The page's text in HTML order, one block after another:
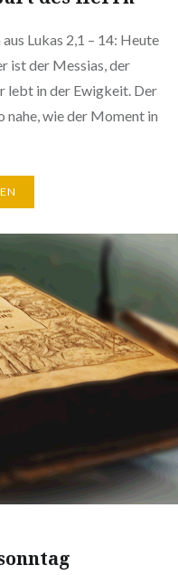
Lukas 2,1 – 14: Heute
ist der Messias, der
lebt in der Ewigkeit. Der
nahe, wie der Moment in